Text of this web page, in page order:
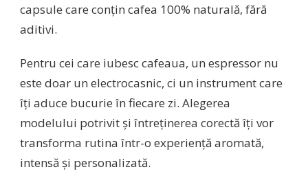
capsule care conțin cafea 100% naturală, fără
aditivi.
Pentru cei care iubesc cafeaua, un espressor nu
este doar un electrocasnic, ci un instrument care
îți aduce bucurie în fiecare zi. Alegerea
modelului potrivit și întreținerea corectă îți vor
transforma rutina într-o experiență aromată,
intensă și personalizată.